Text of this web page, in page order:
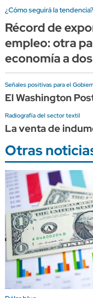
¿Cómo seguirá la tendencia?
Récord de
empleo: otra
economía a
Señales positivas para el
El Washington
Radiografía del sector textil
La venta de
Otras